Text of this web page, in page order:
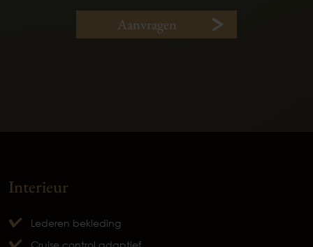
Aanvragen
Interieur
Lederen bekleding
Cruise control adaptief